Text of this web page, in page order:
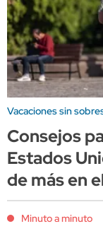
Vacaciones sin
Consejos
Estados
de más en
Minuto a minuto